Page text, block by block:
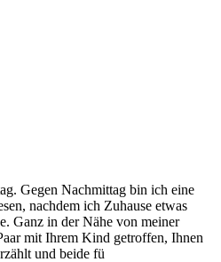
Gegen Nachmittag bin ich eine
nachdem ich Zuhause etwas
Ganz in der Nähe von meiner
mit Ihrem Kind getroffen, Ihnen
und beide fü